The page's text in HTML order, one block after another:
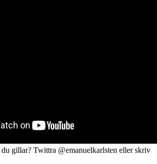
gillar? Twittra @emanuelkarlsten eller skriv